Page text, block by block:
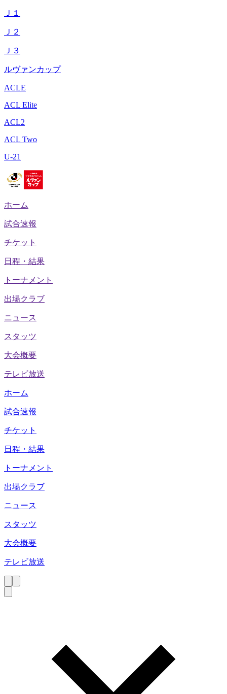
Ｊ１
Ｊ２
Ｊ３
ルヴァンカップ
ACLE
ACL Elite
ACL2
ACL Two
U-21
ホーム
試合速報
チケット
日程・結果
トーナメント
出場クラブ
ニュース
スタッツ
大会概要
テレビ放送
ホーム
試合速報
チケット
日程・結果
トーナメント
出場クラブ
ニュース
スタッツ
大会概要
テレビ放送